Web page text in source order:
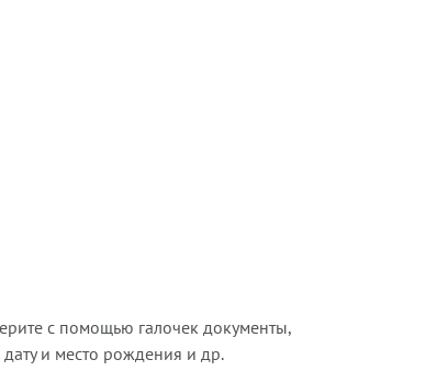
с помощью галочек документы,
и место рождения и др.